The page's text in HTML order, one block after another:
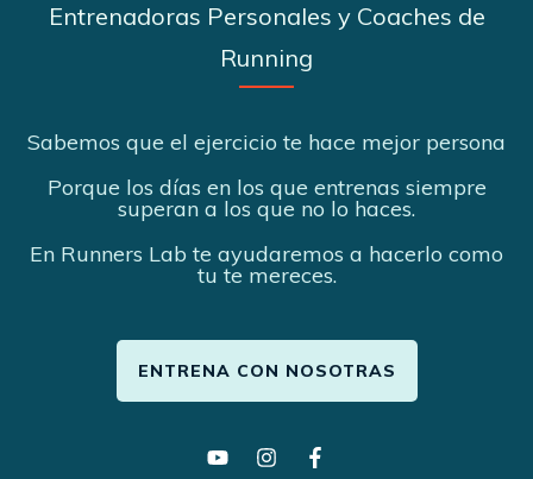
Entrenadoras Personales y Coaches de
Running
Sabemos que el ejercicio te hace mejor persona
Porque los días en los que entrenas siempre
superan a los que no lo haces.
En Runners Lab te ayudaremos a hacerlo como
tu te mereces.
ENTRENA CON NOSOTRAS